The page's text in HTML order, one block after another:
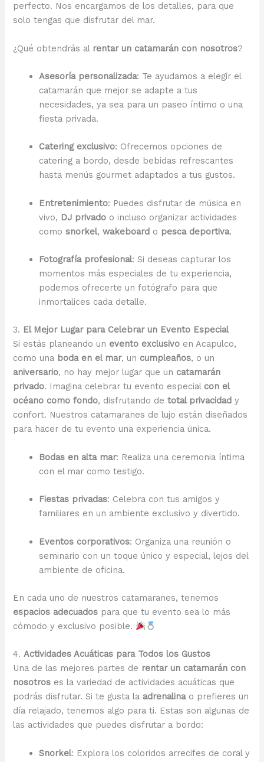
perfecto. Nos encargamos de los detalles, para que
solo tengas que disfrutar del mar.
¿Qué obtendrás al rentar un catamarán con nosotros?
Asesoría personalizada: Te ayudamos a elegir el
catamarán que mejor se adapte a tus
necesidades, ya sea para un paseo íntimo o una
fiesta privada.
Catering exclusivo: Ofrecemos opciones de
catering a bordo, desde bebidas refrescantes
hasta menús gourmet adaptados a tus gustos.
Entretenimiento: Puedes disfrutar de música en
vivo, DJ privado o incluso organizar actividades
comosnorkel,wakeboard o pesca deportiva.
Fotografía profesional: Si deseas capturar los
momentos más especiales de tu experiencia,
podemos ofrecerte un fotógrafo para que
inmortalices cada detalle.
3. El Mejor Lugar para Celebrar un Evento Especial
Si estás planeando un evento exclusivo en Acapulco,
como una boda en el mar, un cumpleaños, o un
aniversario, no hay mejor lugar que un catamarán
privado. Imagina celebrar tu evento especial con el
océano como fondo, disfrutando detotal privacidad y
confort. Nuestros catamaranes de lujo están diseñados
para hacer de tu evento una experiencia única.
Bodas en alta mar: Realiza una ceremonia íntima
con el mar como testigo.
Fiestas privadas: Celebra con tus amigos y
familiares en un ambiente exclusivo y divertido.
Eventos corporativos: Organiza una reunión o
seminario con un toque único y especial, lejos del
ambiente de oficina.
En cada uno de nuestros catamaranes, tenemos
espacios adecuados para que tu evento sea lo más
cómodo y exclusivo posible.
4.Actividades Acuáticas para Todos los Gustos
Una de las mejores partes de rentar un catamarán con
nosotros es la variedad de actividades acuáticas que
podrás disfrutar. Si te gusta la adrenalinao prefieres un
día relajado, tenemos algo para ti. Estas son algunas de
las actividades que puedes disfrutar a bordo:
Snorkel: Explora los coloridos arrecifes de coral y